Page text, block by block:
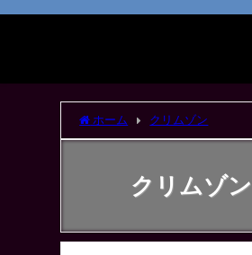
ホーム クリムゾン
クリムゾン